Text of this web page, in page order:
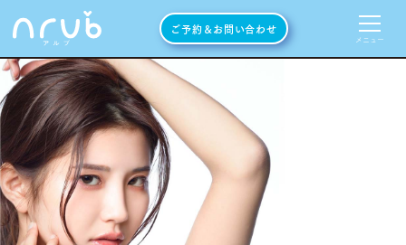
ご予約＆お問い合わせ
メニュー